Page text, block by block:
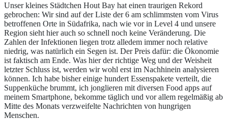
Unser kleines Städtchen Hout Bay hat einen traurigen Rekord
gebrochen: Wir sind auf der Liste der 6 am schlimmsten vom Virus
betroffenen Orte in Südafrika, nach wie vor in Level 4 und unsere
Region sieht hier auch so schnell noch keine Veränderung. Die
Zahlen der Infektionen liegen trotz alledem immer noch relative
niedrig, was natürlich ein Segen ist. Der Preis dafür: die Ökonomie
ist faktisch am Ende. Was hier der richtige Weg und der Weisheit
letzter Schluss ist, werden wir wohl erst im Nachhinein analysieren
können. Ich habe bisher einige hundert Essenspakete verteilt, die
Suppenküche brummt, ich jonglieren mit diversen Food apps auf
meinem Smartphone, bekomme täglich und vor allem regelmäßig ab
Mitte des Monats verzweifelte Nachrichten von hungrigen
Menschen.